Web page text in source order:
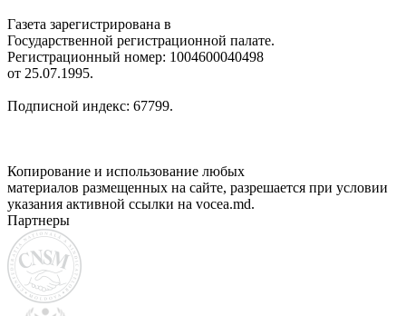
Газета зарегистрирована в
Государственной регистрационной палате.
Регистрационный номер: 1004600040498
от 25.07.1995.
Подписной индекс: 67799.
Копирование и использование любых
материалов размещенных на сайте, разрешается при условии
указания активной ссылки на vocea.md.
Партнеры